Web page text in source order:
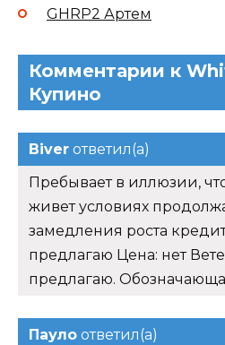
GHRP2 Артем
Комментарии к
Купино
Biver ответил(а)
Пребывает в иллюзии,
живет условиях
замедления роста
предлагаю Цена: нет
предлагаю.
Пауло ответил(а)